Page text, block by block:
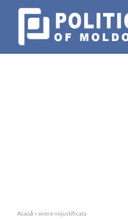
Acasă » avere nejustificata